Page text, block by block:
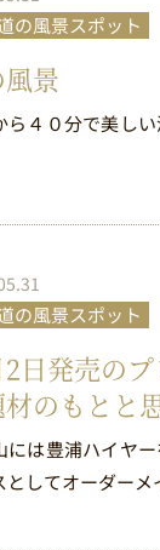
の風景スポット
景
ら４０分で美し
の風景スポット
2日発売の
材のもとと
には豊浦ハイヤ
としてオーダー